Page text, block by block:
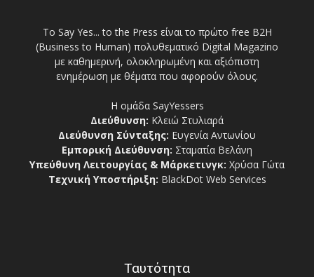
Το Say Yes... to the Press είναι το πρώτο free Β2Η
(Business to Human) πολυθεματικό Digital Magazino
με καθημερινή, ολοκληρωμένη και αξιόπιστη
ενημέρωση με θέματα που αφορούν όλους.
Η ομάδα SayYessers
Διεύθυνση: Κλειώ Στυλιαρά
Διεύθυνση Σύνταξης: Ευγενία Αντωνίου
Εμπορική Διεύθυνση: Σταματία Βελάνη
Υπεύθυνη Λειτουργίας & Μάρκετινγκ: Χρύσα Γώτα
Τεχνική Υποστήριξη: BlackDot Web Services
Ταυτότητα